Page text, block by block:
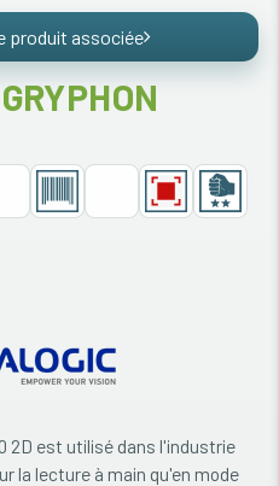
produit associée
2D est utilisé dans l'industrie
la lecture à main qu'en mode